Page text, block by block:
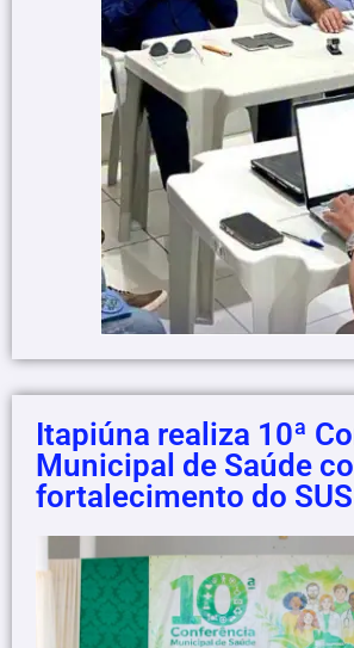
Itapiúna realiza 10ª
Municipal de Saúde
fortalecimento do SUS